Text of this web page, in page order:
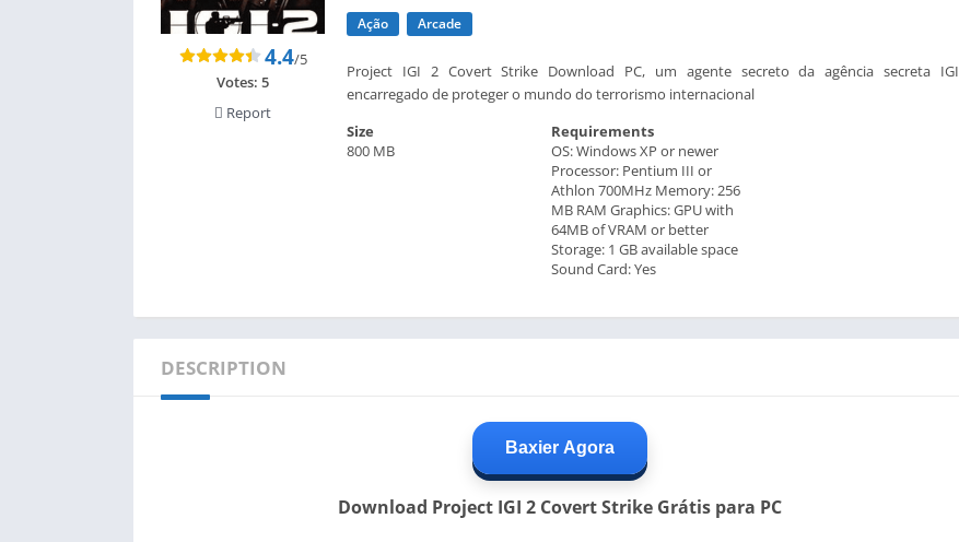
Ação Arcade
Project IGI 2 Covert Strike Download PC, um agente secreto da agência secreta IGI
encarregado de proteger o mundo do terrorismo internacional
4.4/5
Votes: 5
Report
Size
800 MB
Requirements
OS: Windows XP or newer
Processor: Pentium III or
Athlon 700MHz Memory: 256
MB RAM Graphics: GPU with
64MB of VRAM or better
Storage: 1 GB available space
Sound Card: Yes
DESCRIPTION
Baxier Agora
Download Project IGI 2 Covert Strike Grátis para PC